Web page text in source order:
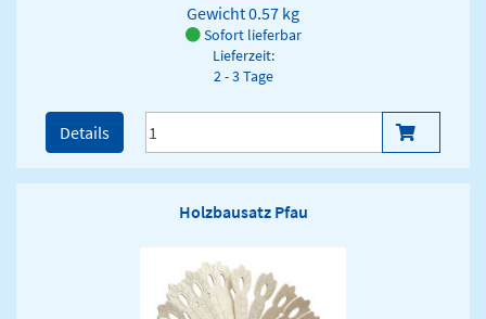
Gewicht0.57 kg
Sofort lieferbar
Lieferzeit:
2 - 3 Tage
Details
Holzbausatz Pfau